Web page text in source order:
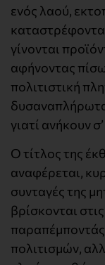
ενός λαού,
γίνονται
αφήνοντας
πολιτιστική
γιατί ανήκουν
Ο τίτλος της
αναφέρεται,
συνταγές της
βρίσκονται
παραπέμποντάς
πολιτισμών,